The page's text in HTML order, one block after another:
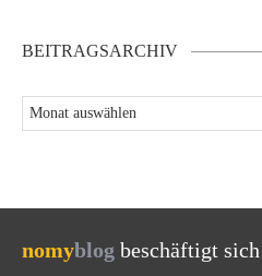
BEITRAGSARCHIV
nomyblog beschäftigt